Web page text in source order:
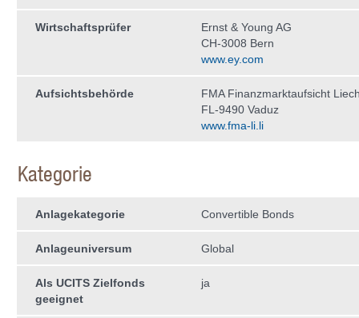
Wirtschaftsprüfer
Ernst & Young AG
CH-3008 Bern
www.ey.com
Aufsichtsbehörde
FMA Finanzmarktaufsicht
FL-9490 Vaduz
www.fma-li.li
Kategorie
Anlagekategorie Convertible Bonds
Anlageuniversum Global
Als UCITS Zielfonds
geeignet
ja